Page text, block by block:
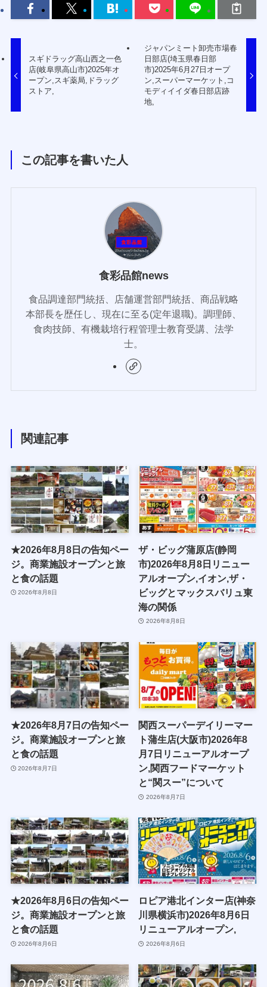
スギドラッグ高山西之一色
店(岐阜県高山市)2025年オ
ープン,スギ薬局,ドラッグ
ストア,
ジャパンミート卸売市場春
日部店(埼玉県春日部
市)2025年6月27日オープ
ン,スーパーマーケット,コ
モディイイダ春日部店跡
地,
この記事を書いた人
食彩品館news
食品調達部門統括、店舗運営部門統括、商品戦略
本部長を歴任し、現在に至る(定年退職)。調理師、
食肉技師、有機栽培行程管理士教育受講、法学
士。
関連記事
★2026年8月8日の告知ペー
ジ。商業施設オープンと旅
と食の話題
2026年8月8日
ザ・ビッグ蒲原店(静岡
市)2026年8月8日リニュー
アルオープン,イオン,ザ・
ビッグとマックスバリュ東
海の関係
2026年8月8日
★2026年8月7日の告知ペー
ジ。商業施設オープンと旅
と食の話題
2026年8月7日
関西スーパーデイリーマー
ト蒲生店(大阪市)2026年8
月7日リニューアルオープ
ン,関西フードマーケット
と“関スー”について
2026年8月7日
★2026年8月6日の告知ペー
ジ。商業施設オープンと旅
と食の話題
2026年8月6日
ロピア港北インター店(神奈
川県横浜市)2026年8月6日
リニューアルオープン,
2026年8月6日